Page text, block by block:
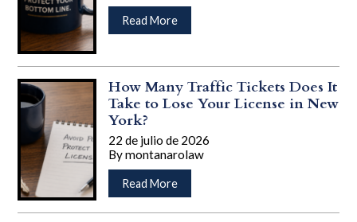
Adults
Their
30s
and
40s
Have
a
Read Moreacerca
de
Your
Business
Contracts
Costing
You
How Many Traffic Tickets Does It
Take to Lose Your License in New
York?
22 de julio de 2026
Bymontanarolaw
Read Moreacerca
de
How